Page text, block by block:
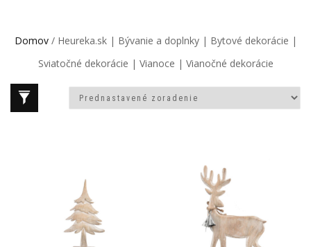
Domov/ Heureka.sk | Bývanie a doplnky | Bytové dekorácie |
Sviatočné dekorácie | Vianoce | Vianočné dekorácie